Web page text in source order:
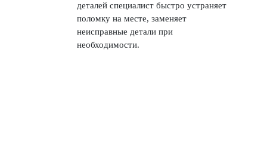
деталей специалист быстро устраняет
поломку на месте, заменяет
неисправные детали при
необходимости.